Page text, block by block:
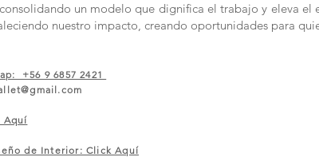
un modelo que dignifica el trabajo y eleva el
nuestro impacto, creando oportunidades para
+56 9 6857 2421
Aquí
de Interior: Click Aquí